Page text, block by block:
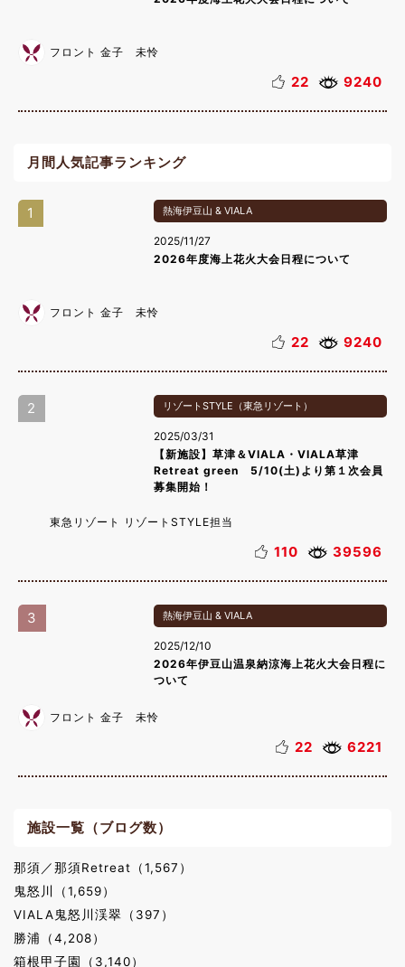
フロント 金子 未怜
22 9240
月間人気記事ランキング
1 熱海伊豆山 & VIALA
2025/11/27
2026年度海上花火大会日程について
フロント 金子 未怜
22 9240
2 リゾートSTYLE（東急リゾート）
2025/03/31
【新施設】草津＆VIALA・VIALA草津
Retreat green 5/10(土)より第１次会員
募集開始！
東急リゾート リゾートSTYLE担当
110 39596
3 熱海伊豆山 & VIALA
2025/12/10
2026年伊豆山温泉納涼海上花火大会日程に
ついて
フロント 金子 未怜
22 6221
施設一覧（ブログ数）
那須／那須Retreat（1,567）
鬼怒川（1,659）
VIALA鬼怒川渓翠（397）
勝浦（4,208）
箱根甲子園（3,140）